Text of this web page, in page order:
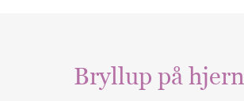
Bryllup på